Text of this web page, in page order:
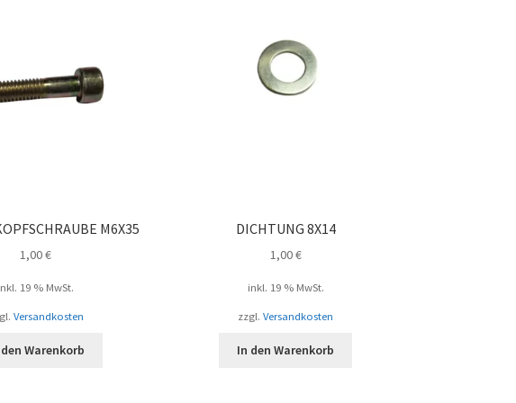
M6X35
1,00€
19 % MwSt.
Versandkosten
Warenkorb
DICHTUNG 8X14
1,00€
inkl. 19 % MwSt.
zzgl.Versandkosten
In den Warenkorb